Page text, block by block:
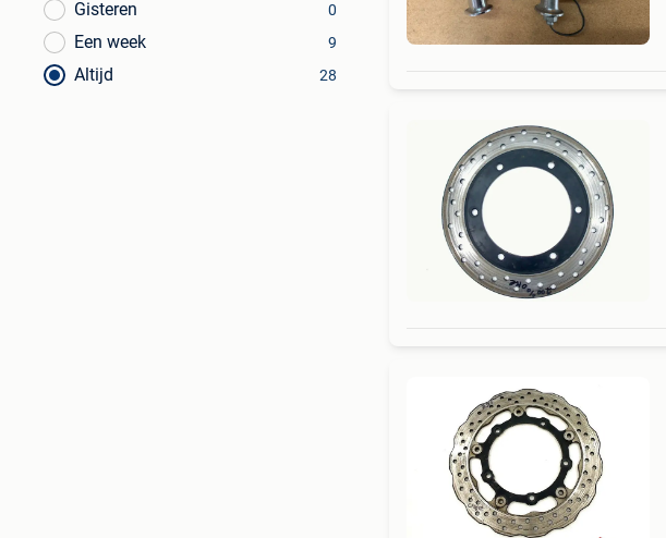
Gisteren 0
Een week 9
Altijd 28